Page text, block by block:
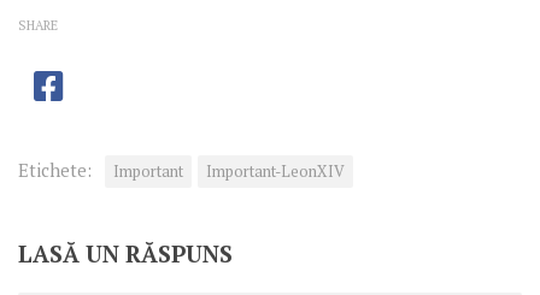
SHARE
Etichete: Important Important-LeonXIV
LASĂ UN RĂSPUNS